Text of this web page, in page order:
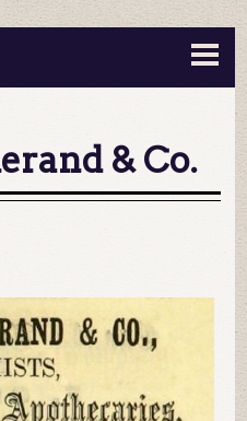
& Co.